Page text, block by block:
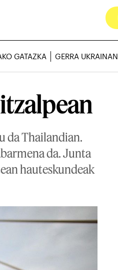
GATAZKA GERRA UKRAINAN
da Thailandian.
da. Junta
hauteskundeak